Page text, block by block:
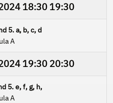
18:30 19:30
5. a, b, c, d
A
19:30 20:30
5. e, f, g, h,
A